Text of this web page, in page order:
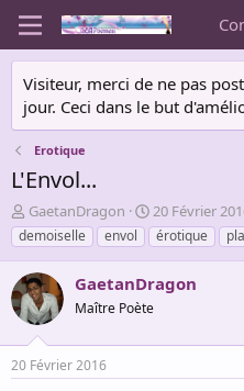
Visiteur, merci de ne pas
jour. Ceci dans le but
Erotique
L'Envol...
A
u
t
e
u
r
d
e
GaetanDragon
D
a
t
d
e
é
20 Février
demoiselle
envol érotique
GaetanDragon
Maître Poète
20 Février 2016